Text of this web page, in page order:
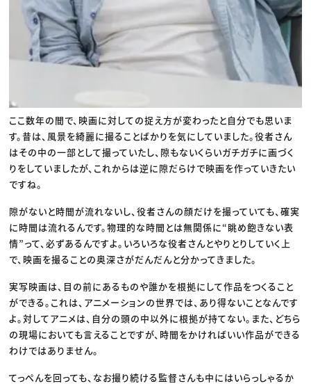
ここ数年の間で、映画に対しての捉え方が変わったと自分でも思いま
す。昔は、風景を綺麗に撮ることばかりを気にしていました。役者さん
はその中の一部として撮っていたし、隙もないくらいガチガチに画づく
りをしていましたが、これからは逆に隙だらけで映画を作っていきたい
ですね。
隙がないと時間が流れないし、役者さんの顔だけを撮っていても、確実
に時間は流れるんです。物理的な時間とは無関係に“眺め飽きない表
情”って、必ずあるんですよ。いろいろな役者さんとやりとりしていく上
で、映画を撮ることの奥深さがだんだんと分かってきました。
実写映画は、目の前にあるものや誰かを根拠にして作品をつくること
ができる。これは、アニメーションの世界では、あり得ないことなんです
よ。対してアニメは、自分の頭の中以外に根拠が持てない。また、どちら
の現場においても言えることですが、時間をかければいい作品ができる
わけではありません。
てっぺんを回っても、なお撮り続ける監督さんも中にはいらっしゃるか